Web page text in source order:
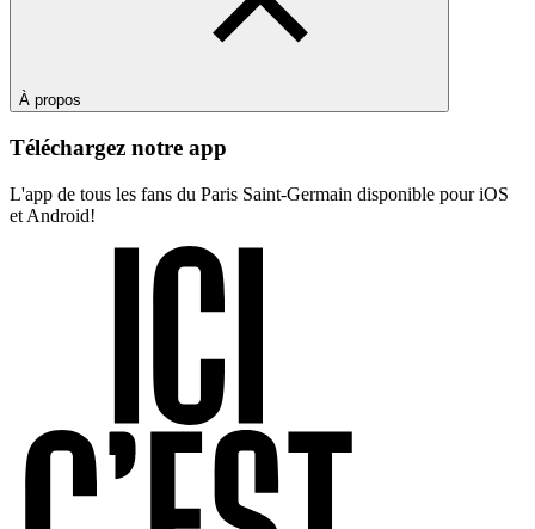
À propos
Téléchargez notre app
L'app de tous les fans du Paris Saint-Germain disponible pour iOS
et Android!